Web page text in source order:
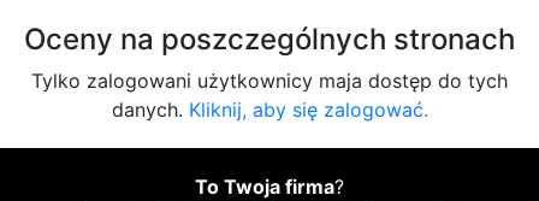
Oceny na poszczególnych stronach
Tylko zalogowani użytkownicy maja dostęp do tych
danych. Kliknij, aby się zalogować.
To Twoja firma?